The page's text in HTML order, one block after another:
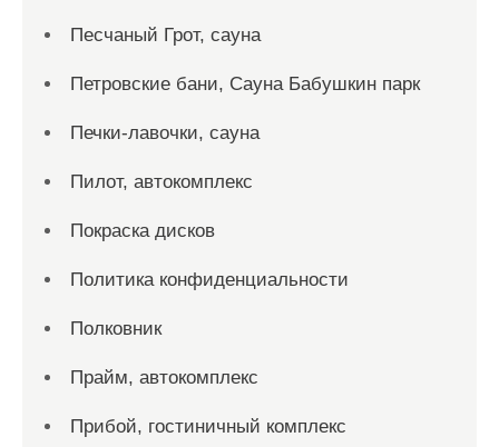
Песчаный Грот, сауна
Петровские бани, Сауна Бабушкин парк
Печки-лавочки, сауна
Пилот, автокомплекс
Покраска дисков
Политика конфиденциальности
Полковник
Прайм, автокомплекс
Прибой, гостиничный комплекс